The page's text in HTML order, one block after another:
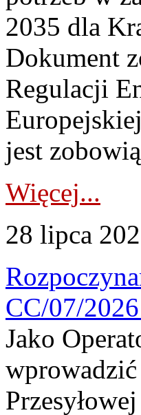
2035 dla
Dokument
Regulacji
jest
Więcej...
28 lipca
CC/07/
Jako